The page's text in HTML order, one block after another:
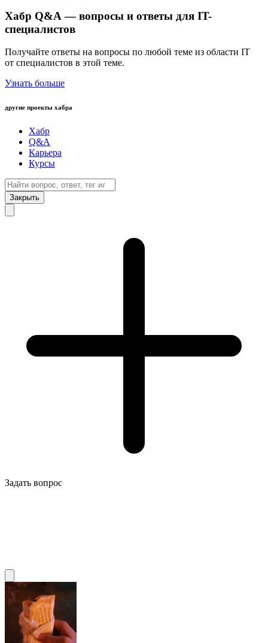
Хабр Q&A — вопросы и ответы для IT-
специалистов
Получайте ответы на вопросы по любой теме из области IT
от специалистов в этой теме.
Узнать больше
другие проекты хабра
Хабр
Q&A
Карьера
Курсы
Закрыть
Задать вопрос